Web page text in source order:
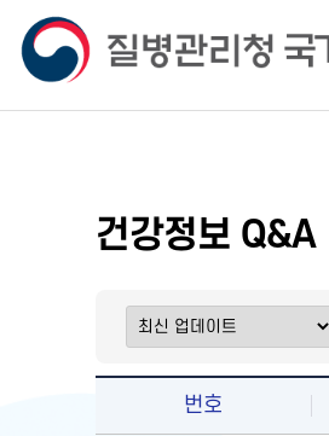
건강정보 Q&A
번호